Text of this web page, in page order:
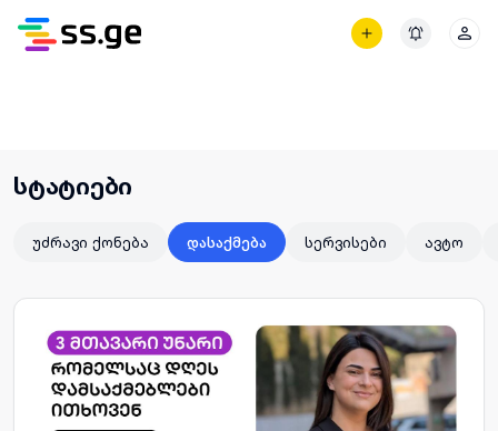
სტატიები
უძრავი ქონება დასაქმება სერვისები ავტო